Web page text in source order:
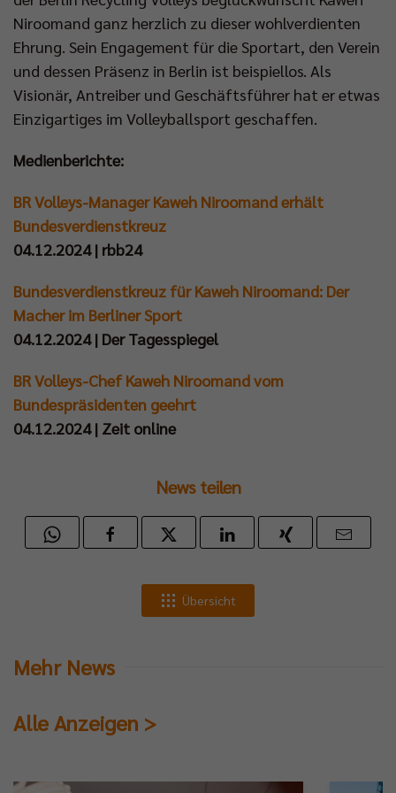
Niroomand ganz herzlich zu dieser wohlverdienten
Ehrung. Sein Engagement für die Sportart, den Verein
und dessen Präsenz in Berlin ist beispiellos. Als
Visionär, Antreiber und Geschäftsführer hat er etwas
Einzigartiges im Volleyballsport geschaffen.
Medienberichte:
BR Volleys-Manager Kaweh Niroomand erhält
Bundesverdienstkreuz
04.12.2024 | rbb24
Bundesverdienstkreuz für Kaweh Niroomand: Der
Macher im Berliner Sport
04.12.2024 | Der Tagesspiegel
BR Volleys-Chef Kaweh Niroomand vom
Bundespräsidenten geehrt
04.12.2024 | Zeit online
News teilen
Übersicht
Mehr News
Alle Anzeigen >